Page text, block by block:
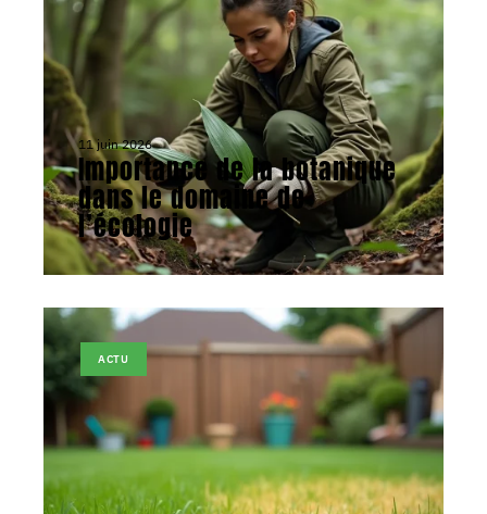
11 juin 2026
Importance de la botanique
dans le domaine de
l’écologie
ACTU